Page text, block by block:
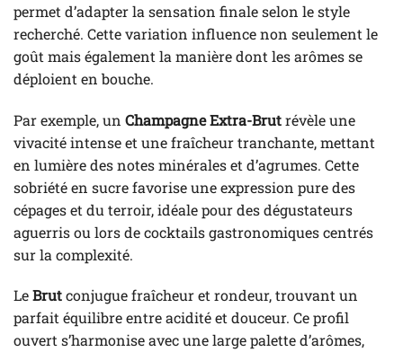
permet d’adapter la sensation finale selon le style
recherché. Cette variation influence non seulement le
goût mais également la manière dont les arômes se
déploient en bouche.
Par exemple, un Champagne Extra-Brutrévèle une
vivacité intense et une fraîcheur tranchante, mettant
en lumière des notes minérales et d’agrumes. Cette
sobriété en sucre favorise une expression pure des
cépages et du terroir, idéale pour des dégustateurs
aguerris ou lors de cocktails gastronomiques centrés
sur la complexité.
LeBrutconjugue fraîcheur et rondeur, trouvant un
parfait équilibre entre acidité et douceur. Ce profil
ouvert s’harmonise avec une large palette d’arômes,